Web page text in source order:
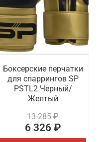
Боксерские перчатки
для спаррингов SP
PSTL2 Черный/
Желтый
13 285 ₽
6 326 ₽